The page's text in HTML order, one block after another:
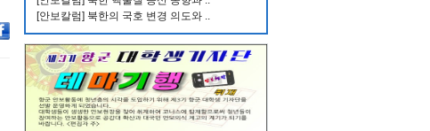
[안보칼럼] 북한의 국호 변경 의도와 ..